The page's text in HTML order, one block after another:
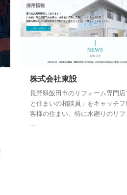
株式会社東設
長野県飯田市のリフォーム専門店
と住まいの相談員」をキャッチ
客様の住まい、特に水廻りのリ
...